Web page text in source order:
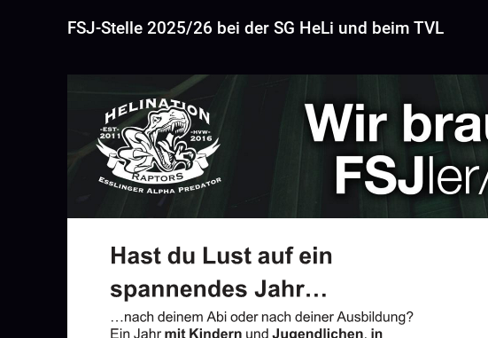
FSJ-Stelle 2025/26 bei der SG HeLi und beim TVL